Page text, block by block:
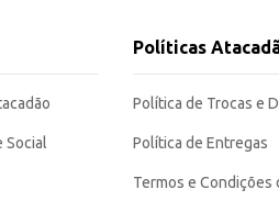
Social
Políticas
Política de Trocas e
Política de Entregas
Termos e Condições